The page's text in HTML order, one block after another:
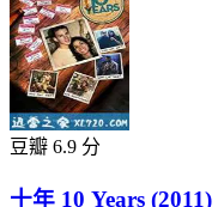
豆瓣 6.9 分
十年 10 Years (2011)